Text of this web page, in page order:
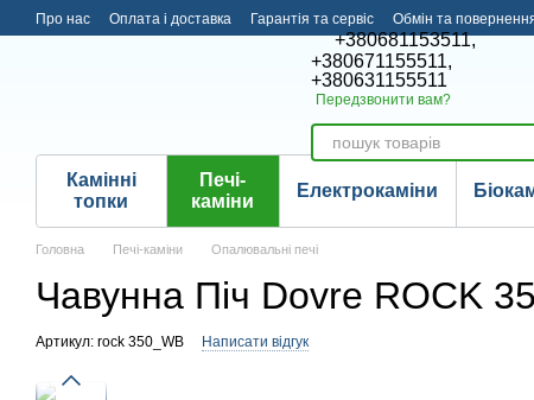
Перейти до основного контенту
Про нас Оплата і доставка Гарантія та сервіс Обмін та
+380681153511,
+380671155511,
+380631155511
Передзвонити вам?
Камінні
топки
Печі-
каміни
Електрокаміни
Головна Печі-каміни Опалювальні печі
Чавунна Піч Dovre ROCK
Артикул: rock 350_WB Написати відгук